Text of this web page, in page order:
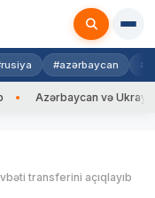
#azərbaycan
Azərbaycan və Ukrayna XİN
transferini açıqlayıb